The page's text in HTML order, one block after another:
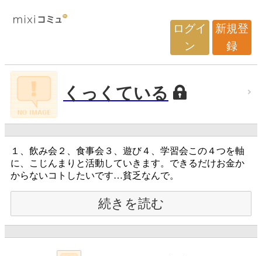
ログイ
ン
新規登
録
くっくている
１、飲み会２、食事会３、遊び４、学習会この４つを軸
に、こじんまりと活動していきます。できるだけお金か
からないコトしたいです…貧乏なんで。
続きを読む